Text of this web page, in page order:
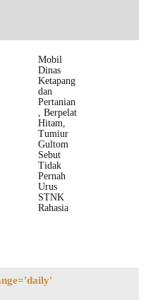
Mobil
Dinas
Ketapang
dan
Pertanian
, Berpelat
Hitam,
Tumiur
Gultom
Sebut
Tidak
Pernah
Urus
STNK
Rahasia